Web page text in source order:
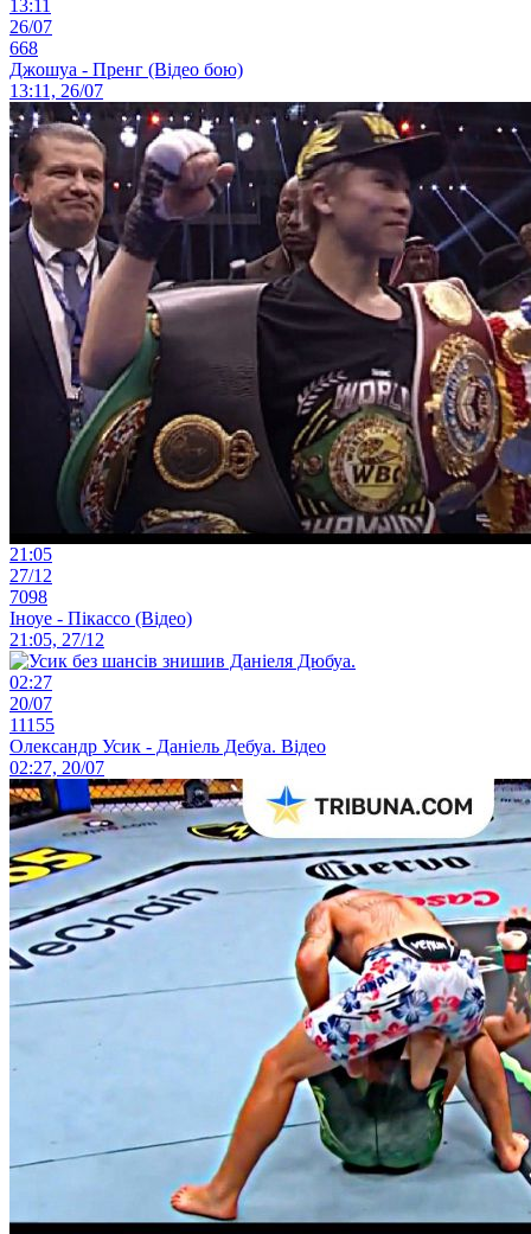
13:11
26/07
668
Джошуа - Пренг (Відео бою)
13:11, 26/07
21:05
27/12
7098
Іноуе - Пікассо (Відео)
21:05, 27/12
02:27
20/07
11155
Олександр Усик - Даніель Дебуа. Відео
02:27, 20/07